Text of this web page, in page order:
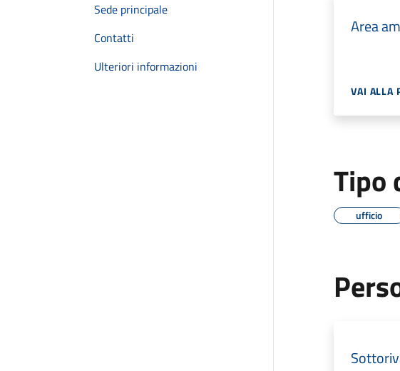
Sede principale
Contatti
Ulteriori informazioni
Area
VAI ALLA
Tipo
ufficio